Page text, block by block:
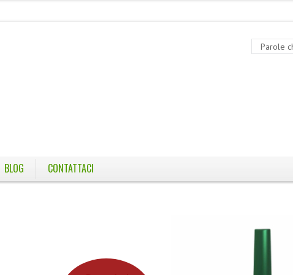
BLOG CONTATTACI